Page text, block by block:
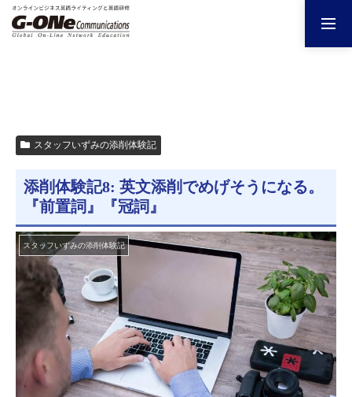
スタッフいずみの添削体験記
添削体験記8: 英文添削でめげそうになる。
『前置詞』『冠詞』
スタッフいずみの添削体験記